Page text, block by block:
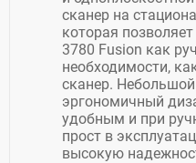
сканер на
которая
3780 Fusion как
необходимости,
сканер.
эргономичный
удобным и при
прост в
высокую